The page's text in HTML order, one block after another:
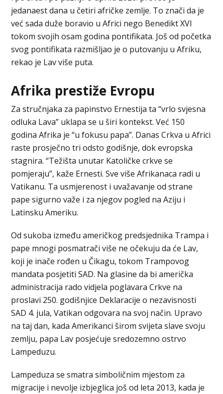
jedanaest dana u četiri afričke zemlje. To znači da je
već sada duže boravio u Africi nego Benedikt XVI
tokom svojih osam godina pontifikata. Još od početka
svog pontifikata razmišljao je o putovanju u Afriku,
rekao je Lav više puta.
Afrika prestiže Evropu
Za stručnjaka za papinstvo Ernestija ta “vrlo svjesna
odluka Lava” uklapa se u širi kontekst. Već 150
godina Afrika je “u fokusu papa”. Danas Crkva u Africi
raste prosječno tri odsto godišnje, dok evropska
stagnira. “Težišta unutar Katoličke crkve se
pomjeraju”, kaže Ernesti. Sve više Afrikanaca radi u
Vatikanu. Ta usmjerenost i uvažavanje od strane
pape sigurno važe i za njegov pogled na Aziju i
Latinsku Ameriku.
Od sukoba između američkog predsjednika Trampa i
pape mnogi posmatrači više ne očekuju da će Lav,
koji je inače rođen u Čikagu, tokom Trampovog
mandata posjetiti SAD. Na glasine da bi američka
administracija rado vidjela poglavara Crkve na
proslavi 250. godišnjice Deklaracije o nezavisnosti
SAD 4. jula, Vatikan odgovara na svoj način. Upravo
na taj dan, kada Amerikanci širom svijeta slave svoju
zemlju, papa Lav posjećuje sredozemno ostrvo
Lampeduzu.
Lampeduza se smatra simboličnim mjestom za
migracije i nevolje izbjeglica još od leta 2013, kada je